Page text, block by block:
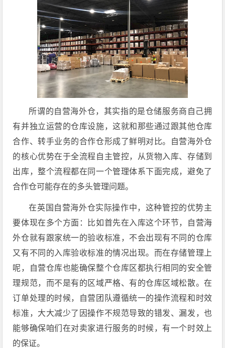
所谓的自营海外仓，其实指的是仓储服务商自己拥
有并独立运营的仓库设施，这就和那些通过跟其他仓库
合作、转手业务的合作仓形成了鲜明对比。自营海外仓
的核心优势在于全流程自主管控，从货物入库、存储到
出库，整个流程都在同一个管理体系下面完成，避免了
合作仓可能存在的多头管理问题。
在英国自营海外仓实际操作中，这种管控的优势主
要体现在多个方面：比如首先在入库这个环节，自营海
外仓就有跟家统一的验收标准，不会出现有不同的仓库
又有不同的入库验收标准的情况出现。而在存储管理上
呢，自营仓库也能确保整个仓库区都执行相同的安全管
理规范，而不是有的区域严格、有的仓库区域松散。在
订单处理的时候，自营团队遵循统一的操作流程和时效
标准，大大减少了因操作不规范导致的错发、漏发，也
能够确保咱们在对卖家进行服务的时候，有一个时效上
的保证。